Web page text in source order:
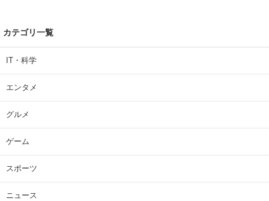
カテゴリ一覧
IT・科学
エンタメ
グルメ
ゲーム
スポーツ
ニュース